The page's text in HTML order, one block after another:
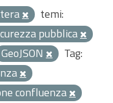
temi:
pubblica
GeoJSON
Tag:
confluenza